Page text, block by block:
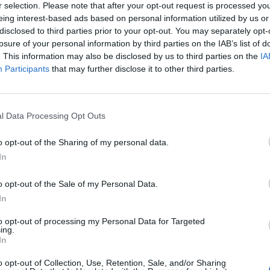
selection. Please note that after your opt-out request is processed
interest-based ads based on personal information utilized by us
to third parties prior to your opt-out. You may separately
of your personal information by third parties on the IAB’s list of
This information may also be disclosed by us to third parties on the
Participants that may further disclose it to other third parties.
Data Processing Opt Outs
opt-out of the Sharing of my personal data.
opt-out of the Sale of my Personal Data.
opt-out of processing my Personal Data for Targeted
opt-out of Collection, Use, Retention, Sale, and/or Sharing
Vypúšťací ventil sa
mm.